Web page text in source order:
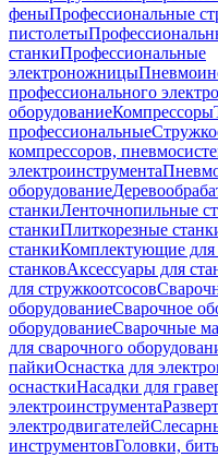
феныПрофессиональные
пистолеты
станкиПрофессиональные
электроножницы
профессионального
оборудованиеКомпрессоры
профессиональные
компрессоров,
электроинструмента
оборудование
станкиЛенточнопильные
станкиПлиткорезные
станкиКомплектующие для
станковАксессуары для
для стружкоотсосов
оборудованиеСварочное
оборудованиеСварочные
для сварочного
пайкиОснастка для
оснасткиНасадки для
электроинструмента
электродвигателей
инструментовГоловки,